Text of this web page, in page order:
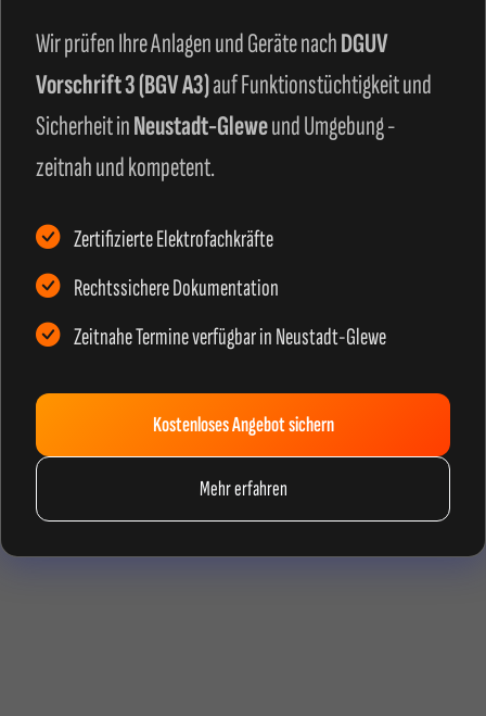
Wir prüfen Ihre Anlagen und Geräte nachDGUV
Vorschrift 3 (BGV A3)auf Funktionstüchtigkeit und
Sicherheit inNeustadt-Gleweund Umgebung -
zeitnah und kompetent.
Zertifizierte Elektrofachkräfte
Rechtssichere Dokumentation
Zeitnahe Termine verfügbar in Neustadt-Glewe
Kostenloses Angebot sichern
Mehr erfahren